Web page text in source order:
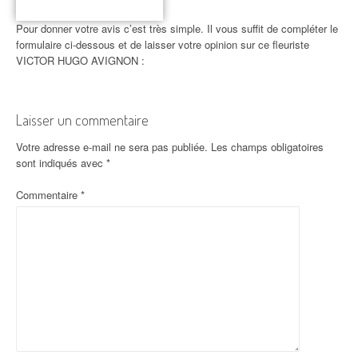
Pour donner votre avis c’est très simple. Il vous suffit de compléter le
formulaire ci-dessous et de laisser votre opinion sur ce fleuriste
VICTOR HUGO AVIGNON :
Laisser un commentaire
Votre adresse e-mail ne sera pas publiée. Les champs obligatoires
sont indiqués avec *
Commentaire *